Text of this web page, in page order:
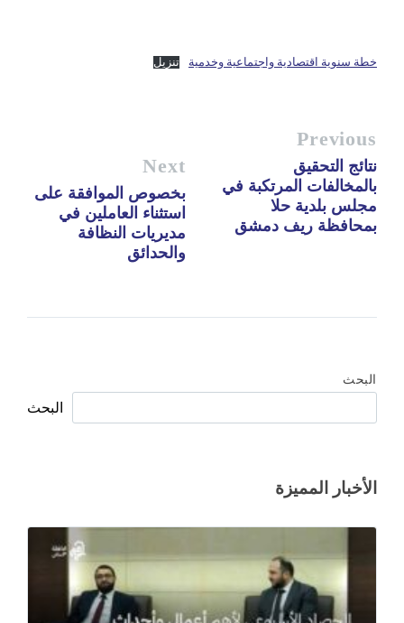
خطة سنوية اقتصادية واجتماعية وخدمية تنزيل
Previous
نتائج التحقيق
بالمخالفات المرتكبة في
مجلس بلدية حلا
بمحافظة ريف دمشق
Next
بخصوص الموافقة على
استثناء العاملين في
مديريات النظافة
والحدائق
البحث
البحث
الأخبار المميزة